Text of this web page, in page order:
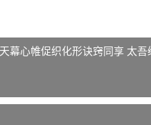
幕心帷促织化形诀窍同享 太